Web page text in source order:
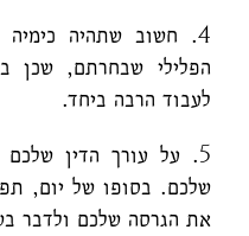
4. חשוב שתהיה כימיה
הפלילי שבחרתם, שכן
לעבוד הרבה ביחד.
5. על עורך הדין
שלכם. בסופו של יום,
את הגרסה שלכם ולדבר